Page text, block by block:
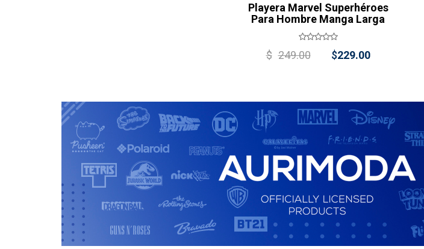
Playera Marvel Superhéroes
Para Hombre Manga Larga
$ 249.00
Original
$249.00.
$229.00
$229.00.